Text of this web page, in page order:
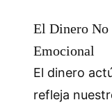
El Dinero No
Emocional
El dinero
refleja